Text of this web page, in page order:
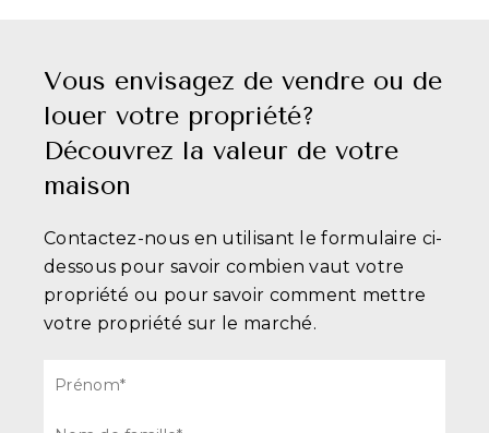
Vous envisagez de vendre ou de
louer votre propriété?
Découvrez la valeur de votre
maison
Contactez-nous en utilisant le formulaire ci-
dessous pour savoir combien vaut votre
propriété ou pour savoir comment mettre
votre propriété sur le marché.